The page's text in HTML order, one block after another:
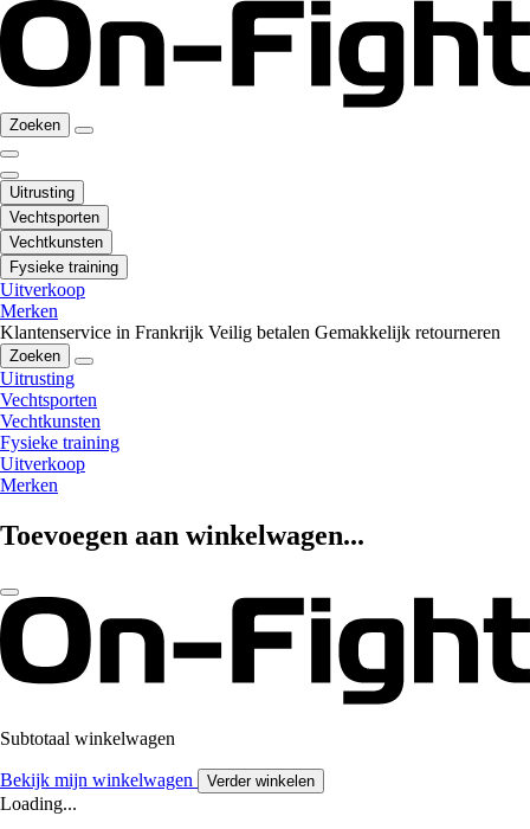
Zoeken
Uitrusting
Vechtsporten
Vechtkunsten
Fysieke training
Uitverkoop
Merken
Klantenservice in Frankrijk Veilig betalen Gemakkelijk retourneren
Zoeken
Uitrusting
Vechtsporten
Vechtkunsten
Fysieke training
Uitverkoop
Merken
Toevoegen aan winkelwagen...
Subtotaal winkelwagen
Bekijk mijn winkelwagen Verder winkelen
Loading...